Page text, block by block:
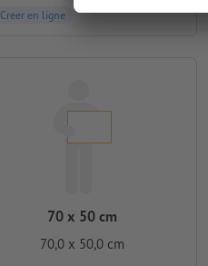
Créer en ligne
70 x 50 cm
70,0 x 50,0 cm